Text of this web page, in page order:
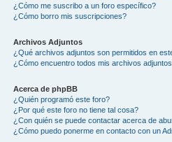
¿Cómo me suscribo a un foro específico?
¿Cómo borro mis suscripciones?
Archivos Adjuntos
¿Qué archivos adjuntos son permitidos en
¿Cómo encuentro todos mis archivos
Acerca de phpBB
¿Quién programó este foro?
¿Por qué este foro no tiene tal cosa?
¿Con quién se puede contactar acerca de
¿Cómo puedo ponerme en contacto con un